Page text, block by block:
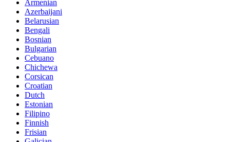
Armenian
Azerbaijani
Belarusian
Bengali
Bosnian
Bulgarian
Cebuano
Chichewa
Corsican
Croatian
Dutch
Estonian
Filipino
Finnish
Frisian